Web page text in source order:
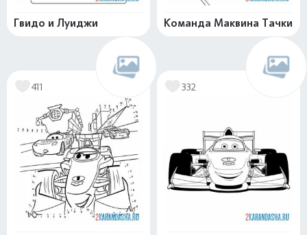
Гвидо и Луиджи Команда Маквина Тачки
411 332